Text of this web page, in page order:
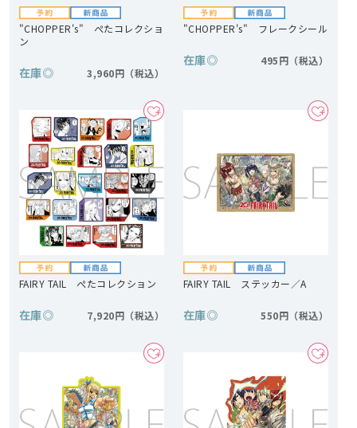
"CHOPPER's" ぺたコレクショ
ン
在庫◎ 3,960円
"CHOPPER's" フレークシール
在庫◎ 495円
FAIRY TAIL ぺたコレクション
在庫◎ 7,920円
FAIRY TAIL ステッカー／A
在庫◎ 550円